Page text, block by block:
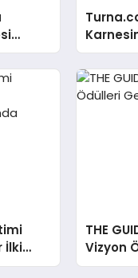
İlki
THE
Vizyon